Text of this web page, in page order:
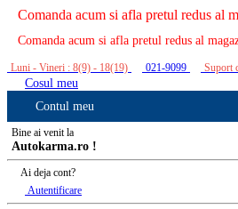
Comanda acum si afla pretul redus al
Comanda acum si afla pretul redus al
Luni - Vineri : 8(9) - 18(19) 021-9099 Suport
Cosul meu
Contul meu
Bine ai venit la
Autokarma.ro !
Ai deja cont?
Autentificare